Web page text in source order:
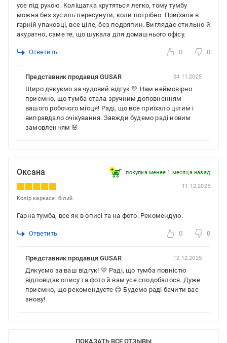
усе під рукою. Коліщатка крутяться легко, тому тумбу
можна без зусиль пересунути, коли потрібно. Приїхала в
гарній упаковці, все ціле, без подряпин. Виглядає стильно й
акуратно, саме те, що шукала для домашнього офісу.
Ответить 0 0
Представник продавця GUSAR 04.11.2025
Щиро дякуємо за чудовий відгук 💛 Нам неймовірно
приємно, що тумба стала зручним доповненням
вашого робочого місця! Раді, що все приїхало цілим і
виправдало очікування. Завжди будемо раді новим
замовленням 🌸
Оксана покупка менее 1 месяца назад
11.12.2025
Колір каркаса: білий
Гарна тумба, все як в описі та на фото. Рекомендую.
Ответить 0 0
Представник продавця GUSAR 12.12.2025
Дякуємо за ваш відгук! 💛 Раді, що тумба повністю
відповідає опису та фото й вам усе сподобалося. Дуже
приємно, що рекомендуєте 😊 Будемо раді бачити вас
знову!
ПОКАЗАТЬ ВСЕ ОТЗЫВЫ